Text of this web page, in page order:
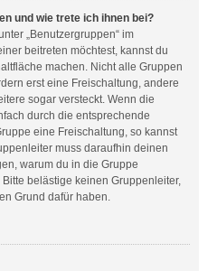
und wie trete ich ihnen bei?
„Benutzergruppen“ im
beitreten möchtest, kannst du
machen. Nicht alle Gruppen
erst eine Freischaltung, andere
sogar versteckt. Wenn die
durch die entsprechende
eine Freischaltung, so kannst
muss daraufhin deinen
warum du in die Gruppe
belästige keinen Gruppenleiter,
Grund dafür haben.